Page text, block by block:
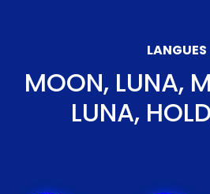
LANGUES
MOON, LUNA,
LUNA,